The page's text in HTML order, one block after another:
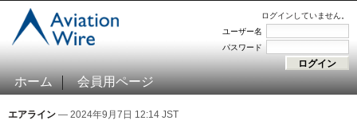
ログインしていません。
ユーザー名
パスワード
ホーム 会員用ページ
エアライン — 2024年9月7日 12:14 JST